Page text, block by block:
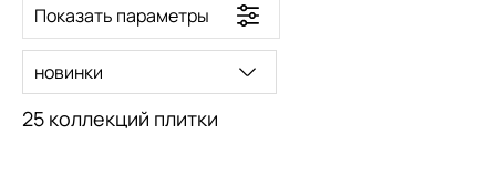
Показать параметры
25 коллекций плитки
новинки